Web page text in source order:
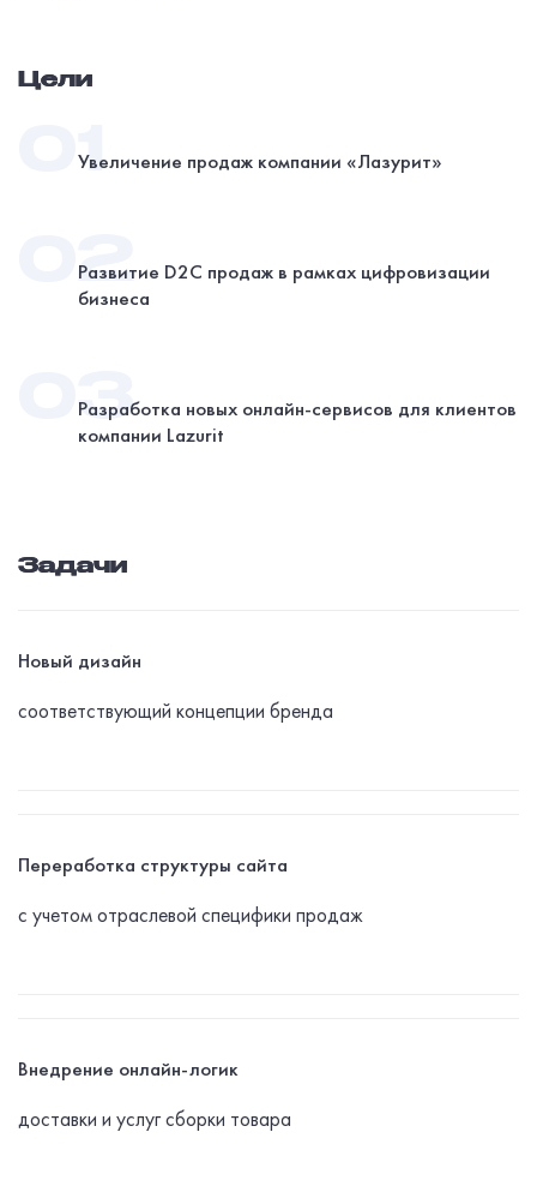
Цели
Увеличение продаж компании «Лазурит»
Развитие D2C продаж в рамках цифровизации
бизнеса
Разработка новых онлайн-сервисов для клиентов
компании Lazurit
Задачи
Новый дизайн
соответствующий концепции бренда
Переработка структуры сайта
с учетом отраслевой специфики продаж
Внедрение онлайн-логик
доставки и услуг сборки товара